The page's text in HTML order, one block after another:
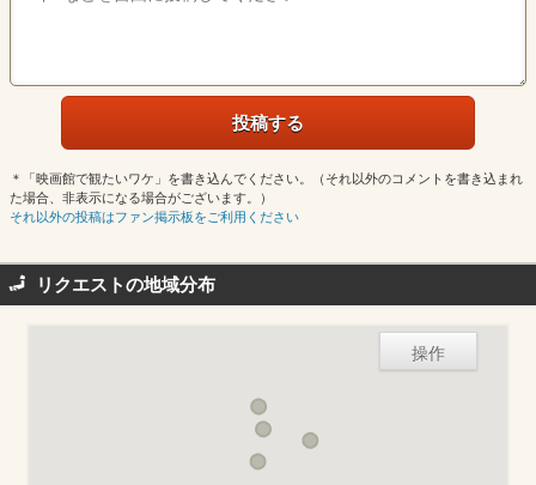
＊「映画館で観たいワケ」を書き込んでください。（それ以外のコメントを書き込まれ
た場合、非表示になる場合がございます。）
それ以外の投稿はファン掲示板をご利用ください
リクエストの地域分布
操作